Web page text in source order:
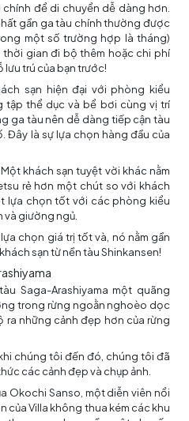
để di chuyển dễ dàng hơn.
gần ga tàu chính thường được
một số trường hợp là tháng)
thời gian đi bộ thêm hoặc chi phí
trú của bạn trước!
sạn hiện đại với phòng kiểu
tập thể dục và bể bơi cùng vị trí
ga tàu nên dễ dàng tiếp cận tàu
Đây là sự lựa chọn hàng đầu của
khách sạn tuyệt vời khác nằm
rẻ hơn một chút so với khách
lựa chọn tốt với các phòng kiểu
và giường ngủ.
chọn giá trị tốt và, nó nằm gần
sạn từ nền tàu Shinkansen!
Saga-Arashiyama một quãng
trong rừng ngoằn nghoèo dọc
những cảnh đẹp hơn của rừng
chúng tôi đến đó, chúng tôi đã
các cảnh đẹp và chụp ảnh.
Okochi Sanso, một diễn viên nổi
của Villa không thua kém các khu